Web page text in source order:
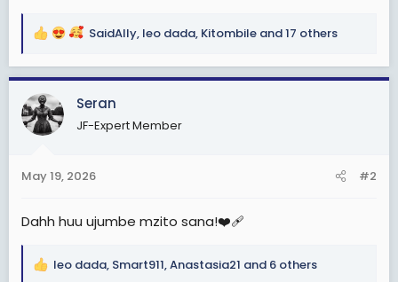
R
a
c
t
i
s
SaidAlly, leo dada, Kitombile and 17 others
Seran
JF-Expert Member
May 19, 2026 #2
Dahh huu ujumbe mzito sana!❤️‍🩹
R
leo dada, Smart911,Anastasia21 and 6 others